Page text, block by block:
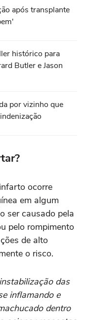
após transplante
histórico para
Butler e Jason
por vizinho que
ocorre
em algum
ser causado pela
pelo rompimento
de alto
o risco.
das
inflamando e
dentro